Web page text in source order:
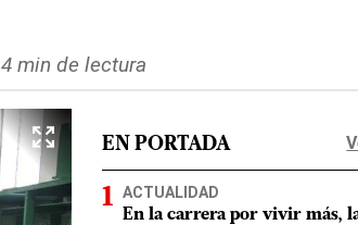
4 min de lectura
EN PORTADA
ACTUALIDAD
En la carrera por vivir más,